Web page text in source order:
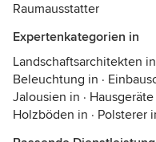
Raumausstatter
Expertenkategorien in
Landschaftsarchitekten in
Beleuchtung in ·
Jalousien in ·
Holzböden in · Polsterer